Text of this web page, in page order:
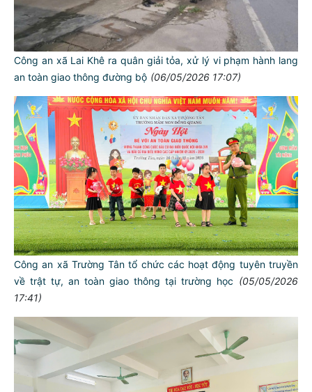
Công an xã Lai Khê ra quân giải tỏa, xử lý vi phạm hành lang
an toàn giao thông đường bộ (06/05/2026 17:07)
Công an xã Trường Tân tổ chức các hoạt động tuyên truyền
về trật tự, an toàn giao thông tại trường học (05/05/2026
17:41)